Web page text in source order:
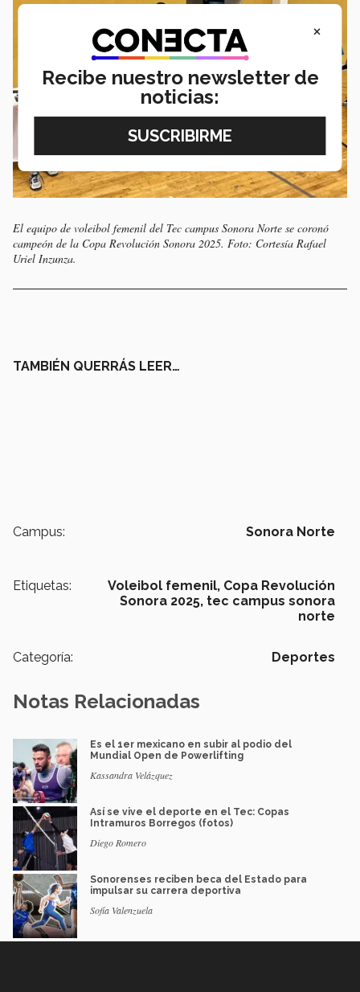
El equipo de voleibol femenil del Tec campus Sonora Norte se coronó
campeón de la Copa Revolución Sonora 2025. Foto: Cortesía Rafael
Uriel Inzunza.
TAMBIÉN QUERRÁS LEER…
Campus: Sonora Norte
Etiquetas: Voleibol femenil, Copa Revolución
Sonora 2025, tec campus sonora
norte
Categoría: Deportes
Notas Relacionadas
Es el 1er mexicano en subir al podio del
Mundial Open de Powerlifting
Kassandra Velázquez
Así se vive el deporte en el Tec: Copas
Intramuros Borregos (fotos)
Diego Romero
Sonorenses reciben beca del Estado para
impulsar su carrera deportiva
Sofía Valenzuela
×
Recibe nuestro newsletter de
noticias: